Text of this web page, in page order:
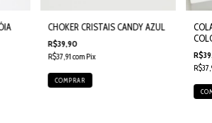
CHOKER CRISTAIS CANDY AZUL
R$39,90
R$37,91comPix